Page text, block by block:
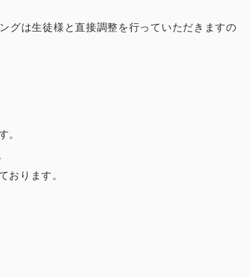
グは生徒様と直接調整を行っていただきますの
。
おります。